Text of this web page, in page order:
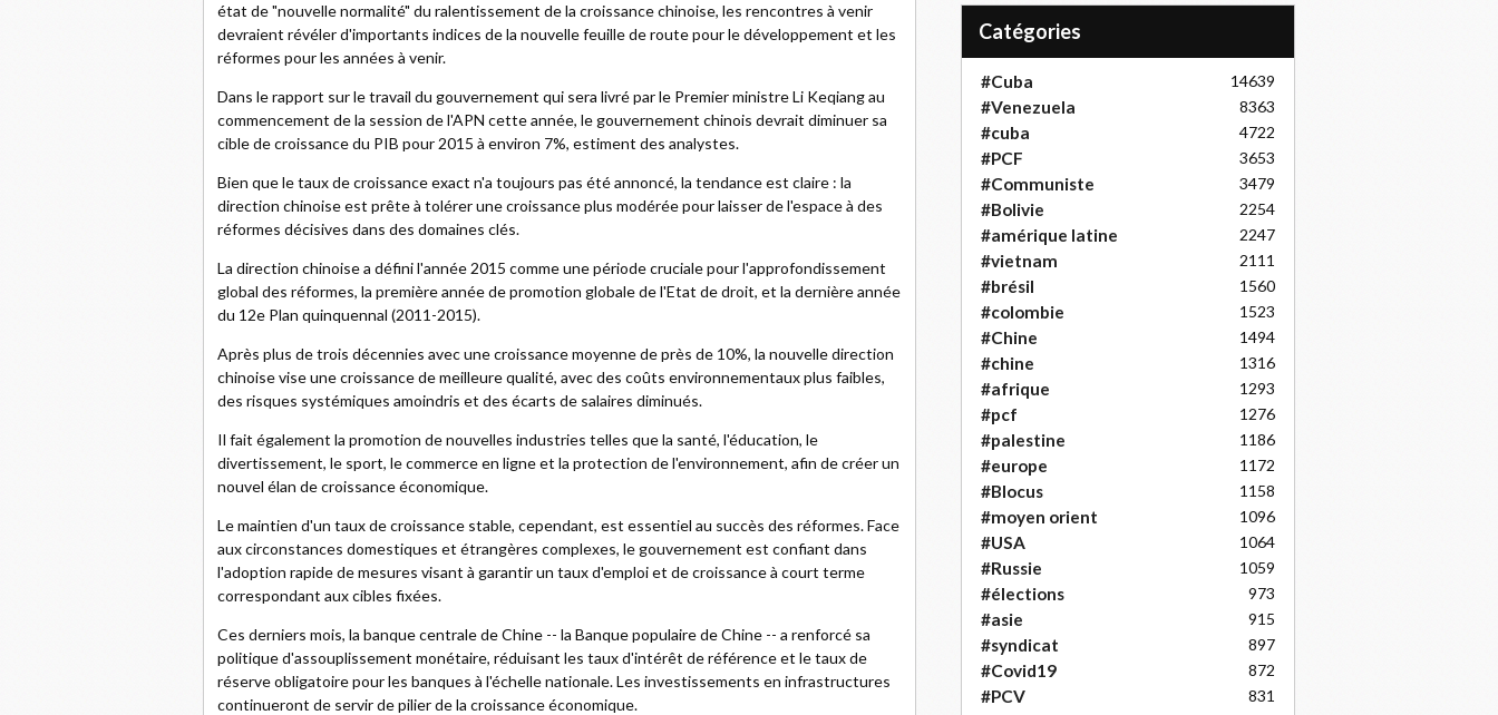
état de "nouvelle normalité" du ralentissement de la croissance chinoise, les rencontres à venir
devraient révéler d'importants indices de la nouvelle feuille de route pour le développement et les
réformes pour les années à venir.
Dans le rapport sur le travail du gouvernement qui sera livré par le Premier ministre Li Keqiang au
commencement de la session de l'APN cette année, le gouvernement chinois devrait diminuer sa
cible de croissance du PIB pour 2015 à environ 7%, estiment des analystes.
Bien que le taux de croissance exact n'a toujours pas été annoncé, la tendance est claire : la
direction chinoise est prête à tolérer une croissance plus modérée pour laisser de l'espace à des
réformes décisives dans des domaines clés.
La direction chinoise a défini l'année 2015 comme une période cruciale pour l'approfondissement
global des réformes, la première année de promotion globale de l'Etat de droit, et la dernière année
du 12e Plan quinquennal (2011-2015).
Après plus de trois décennies avec une croissance moyenne de près de 10%, la nouvelle direction
chinoise vise une croissance de meilleure qualité, avec des coûts environnementaux plus faibles,
des risques systémiques amoindris et des écarts de salaires diminués.
Il fait également la promotion de nouvelles industries telles que la santé, l'éducation, le
divertissement, le sport, le commerce en ligne et la protection de l'environnement, afin de créer un
nouvel élan de croissance économique.
Le maintien d'un taux de croissance stable, cependant, est essentiel au succès des réformes. Face
aux circonstances domestiques et étrangères complexes, le gouvernement est confiant dans
l'adoption rapide de mesures visant à garantir un taux d'emploi et de croissance à court terme
correspondant aux cibles fixées.
Ces derniers mois, la banque centrale de Chine -- la Banque populaire de Chine -- a renforcé sa
politique d'assouplissement monétaire, réduisant les taux d'intérêt de référence et le taux de
réserve obligatoire pour les banques à l'échelle nationale. Les investissements en infrastructures
continueront de servir de pilier de la croissance économique.
Catégories
#Cuba 14639
#Venezuela 8363
#cuba 4722
#PCF 3653
#Communiste 3479
#Bolivie 2254
#amérique latine 2247
#vietnam 2111
#brésil 1560
#colombie 1523
#Chine 1494
#chine 1316
#afrique 1293
#pcf 1276
#palestine 1186
#europe 1172
#Blocus 1158
#moyen orient 1096
#USA 1064
#Russie 1059
#élections 973
#asie 915
#syndicat 897
#Covid19 872
#PCV 831